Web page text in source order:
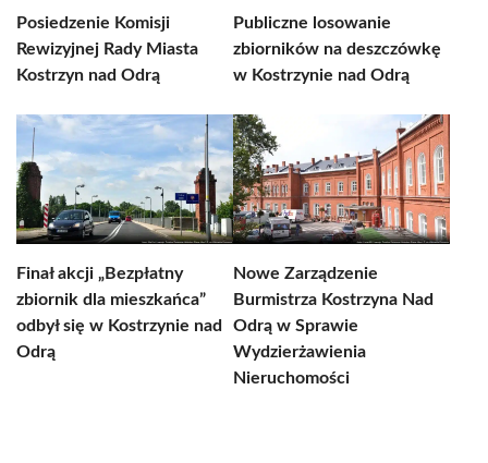
Posiedzenie Komisji
Rewizyjnej Rady Miasta
Kostrzyn nad Odrą
Publiczne losowanie
zbiorników na deszczówkę
w Kostrzynie nad Odrą
Finał akcji „Bezpłatny
zbiornik dla mieszkańca”
odbył się w Kostrzynie nad
Odrą
Nowe Zarządzenie
Burmistrza Kostrzyna Nad
Odrą w Sprawie
Wydzierżawienia
Nieruchomości